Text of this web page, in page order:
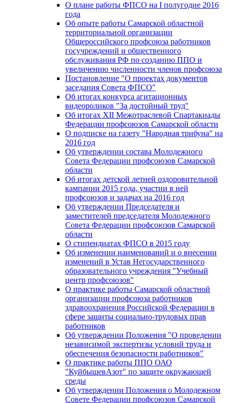
О плане работы ФПСО на I полугодие 2016
года
Об опыте работы Самарской областной
территориальной организации
Общероссийского профсоюза работников
госучреждений и общественного
обслуживания РФ по созданию ППО и
увеличению численности членов профсоюза
Постановление "О проектах документов
заседания Совета ФПСО"
Об итогах конкурса агитационных
видеороликов "За достойный труд"
Об итогах XII Межотраслевой Спартакиады
Федерации профсоюзов Самарской области
О подписке на газету "Народная трибуна" на
2016 год
Об утверждении состава Молодежного
Совета Федерации профсоюзов Самарской
области
Об итогах детской летней оздоровительной
кампании 2015 года, участии в ней
профсоюзов и задачах на 2016 год
Об утверждении Председателя и
заместителей председателя Молодежного
Совета Федерации профсоюзов Самарской
области
О стипендиатах ФПСО в 2015 году
Об изменении наименований и о внесении
изменений в Устав Негосударственного
образовательного учреждения "Учебный
центр профсоюзов"
О практике работы Самарской областной
организации профсоюза работников
здравоохранения Российской Федерации в
сфере защиты социально-трудовых прав
работников
Об утверждении Положения "О проведении
независимой экспертизы условий труда и
обеспечения безопасности работников"
О практике работы ППО ОАО
"КуйбышевАзот" по защите окружающей
среды
Об утверждении Положения о Молодежном
Совете Федерации профсоюзов Самарской